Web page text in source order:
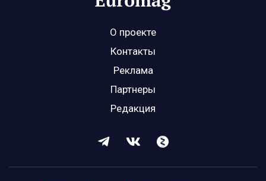
О проекте
Контакты
Реклама
Партнеры
Редакция